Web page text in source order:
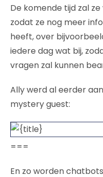
De komende tijd zal
zodat ze nog meer
heeft, over
iedere dag wat bij,
vragen zal kunnen
Ally werd al eerder
mystery guest:
===
En zo worden